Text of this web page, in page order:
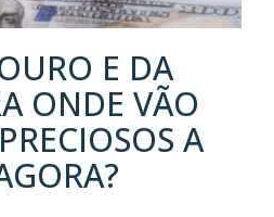
E DA
ONDE VÃO
A